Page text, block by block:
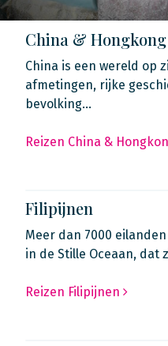
China & Hongkong
China is een wereld op
afmetingen, rijke
bevolking…
Reizen China &
Filipijnen
Meer dan 7000
in de Stille Oceaan, dat
Reizen Filipijnen